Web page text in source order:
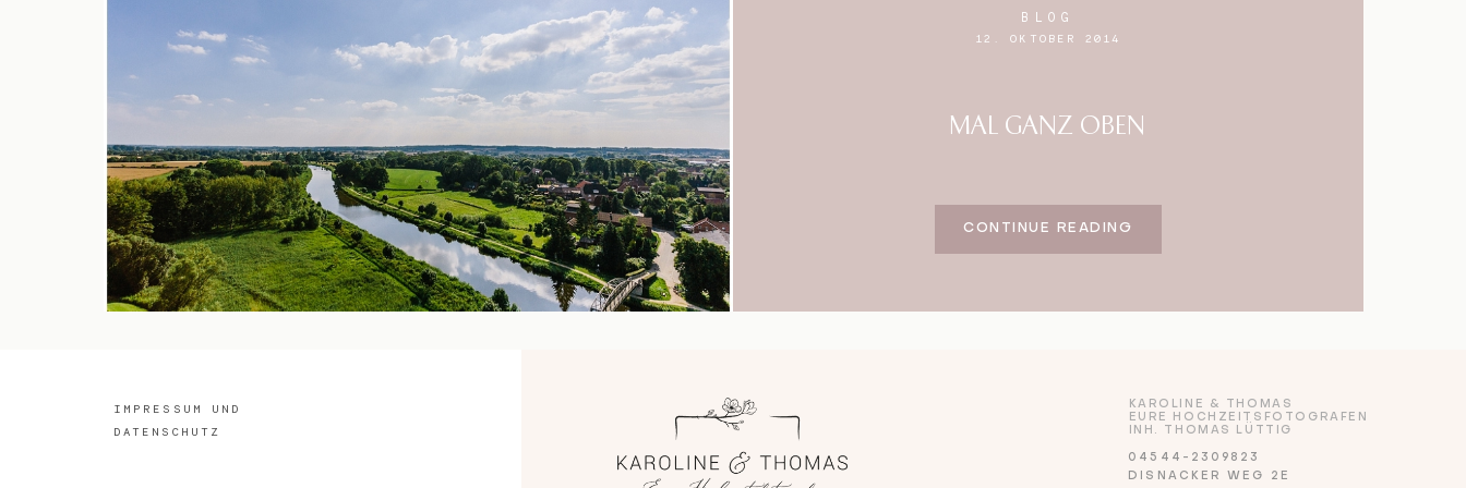
BLOG
12. OKTOBER 2014
MAL GANZ OBEN
CONTINUE READING
KAROLINE & THOMAS
EURE HOCHZEITSFOTOGRAFEN
INH. THOMAS LÜTTIG
IMPRESSUM UND
DATENSCHUTZ
04544-2309823
DISNACKER WEG 2E
Impressum